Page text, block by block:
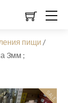
пищи /
3мм ;
SALE